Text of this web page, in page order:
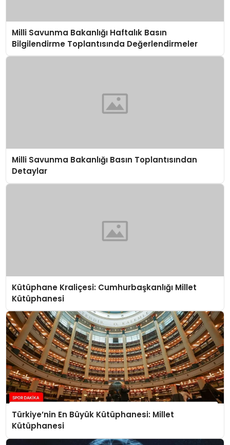
Milli Savunma Bakanlığı Haftalık Basın
Bilgilendirme Toplantısında Değerlendirmeler
Milli Savunma Bakanlığı Basın Toplantısından
Detaylar
Kütüphane Kraliçesi: Cumhurbaşkanlığı Millet
Kütüphanesi
Türkiye’nin En Büyük Kütüphanesi: Millet
Kütüphanesi